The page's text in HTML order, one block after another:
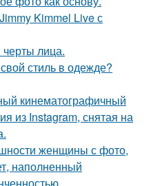
Kimmel Live с
лица.
стиль в одежде?
кинематографичный
из Instagram, снятая на
женщины с фото,
наполненный